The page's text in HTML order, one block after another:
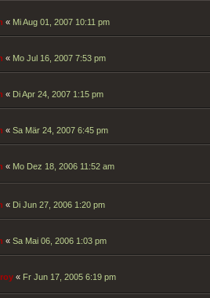
« Mi Aug 01, 2007 10:11 pm
« Mo Jul 16, 2007 7:53 pm
« Di Apr 24, 2007 1:15 pm
« Sa Mär 24, 2007 6:45 pm
« Mo Dez 18, 2006 11:52 am
« Di Jun 27, 2006 1:20 pm
« Sa Mai 06, 2006 1:03 pm
« Fr Jun 17, 2005 6:19 pm